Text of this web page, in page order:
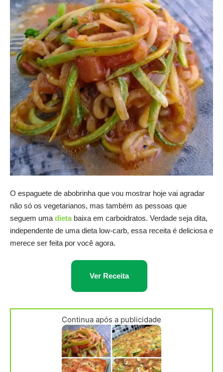
O espaguete de abobrinha que vou mostrar hoje vai agradar
não só os vegetarianos, mas também as pessoas que
seguem uma dietabaixa em carboidratos. Verdade seja dita,
independente de uma dieta low-carb, essa receita é deliciosa e
merece ser feita por você agora.
Ver Receita
Continua após a publicidade